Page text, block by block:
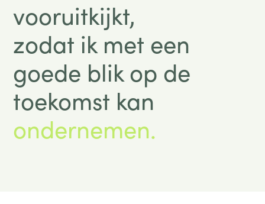
vooruitkijkt,
zodat ik met een
goede blik op de
toekomst kan
ondernemen.